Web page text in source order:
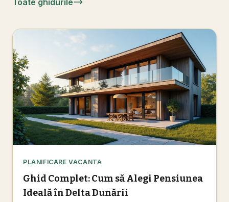
Toate ghidurile
PLANIFICARE VACANTA
Ghid Complet: Cum să Alegi Pensiunea
Ideală în Delta Dunării